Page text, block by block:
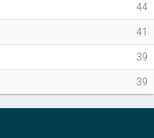
44
41
39
39